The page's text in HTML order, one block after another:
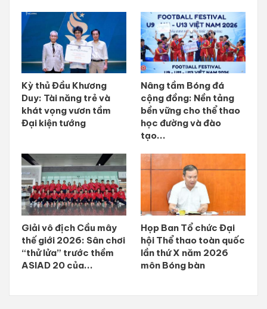
Kỳ thủ Đầu Khương
Duy: Tài năng trẻ và
khát vọng vươn tầm
Đại kiện tướng
Nâng tầm Bóng đá
cộng đồng: Nền tảng
bền vững cho thể thao
học đường và đào
tạo...
Giải vô địch Cầu mây
thế giới 2026: Sân chơi
“thử lửa” trước thềm
ASIAD 20 của...
Họp Ban Tổ chức Đại
hội Thể thao toàn quốc
lần thứ X năm 2026
môn Bóng bàn